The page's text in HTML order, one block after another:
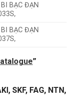
BẠC ĐẠN
BẠC ĐẠN
”
SKF, FAG, NTN,